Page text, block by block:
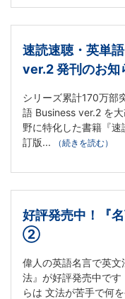
キ
ア
ッ
速読速聴・英単
ver.2 発刊のお知
シリーズ累計170万部
語 Business ver.2 を
野に特化した書籍『
訂版...
（続きを読む）
好評発売中！『
②
偉人の英語名言で英
法』が好評発売中で
らは 文法が苦手で何